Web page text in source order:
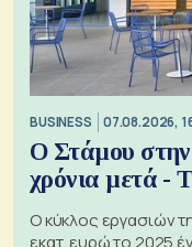
BUSINESS 07.08.2026,
Ο Στάμου
χρόνια μετά -
Ο κύκλος εργασιών
εκατ. ευρώ το 2025